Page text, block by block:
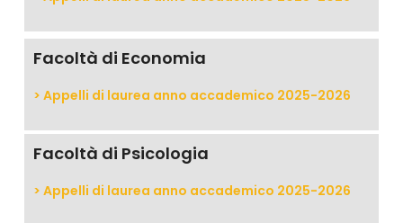
Facoltà di Economia
> Appelli di laurea anno accademico 2025-2026
Facoltà di Psicologia
> Appelli di laurea anno accademico 2025-2026